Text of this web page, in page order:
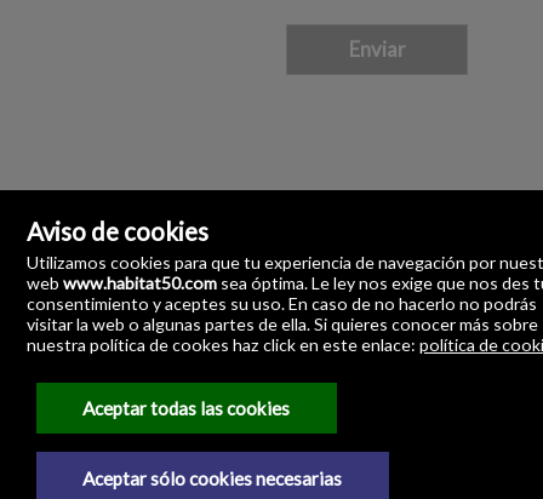
Angostillo, 2-Pasaje Los Azahares-Local 15
41003 Sevilla
España
954.869.771
Aviso de cookies
Utilizamos cookies para que tu experiencia de navegación por
webwww.habitat50.com sea óptima. Le ley nos exige que nos des
consentimiento y aceptes su uso. En caso de no hacerlo no podrás
visitar la web o algunas partes de ella. Si quieres conocer más sobre
nuestra política de cookes haz click en este enlace:política de
Aceptar todas las cookies
Aceptar sólo cookies necesarias